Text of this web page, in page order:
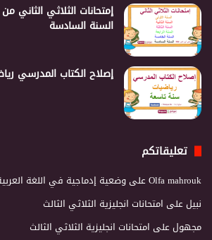
إمتحانات الثلاثي الثاني
السنة السادسة
إصلاح الكتاب المدرسي
تعليقاتكم
Olfa mahroukعلى وضعية إدماجية في اللغة
نبيلعلى امتحانات انجليزية الثلاثي الثالث
مجهولعلى امتحانات انجليزية الثلاثي الثالث